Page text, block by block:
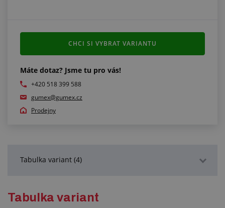
Máte dotaz? Jsme tu pro vás!
+420 518 399 588
gumex@gumex.cz
Prodejny
CHCI SI VYBRAT VARIANTU
Tabulka variant (4)
Tabulka variant